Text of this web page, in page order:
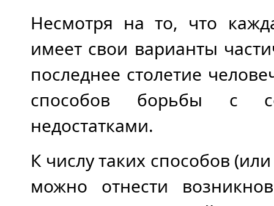
Несмотря на то, что
имеет свои варианты
последнее столетие
способов борьбы с
недостатками.
К числу таких способов
можно отнести